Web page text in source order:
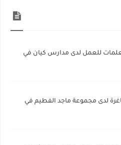
للعمل لدى مدارس كيان في
لدى مجموعة ماجد الفطيم في